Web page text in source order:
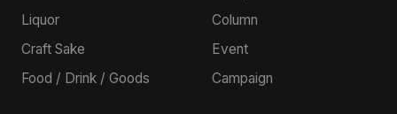
Liquor
Craft Sake
Food / Drink / Goods
Column
Event
Campaign